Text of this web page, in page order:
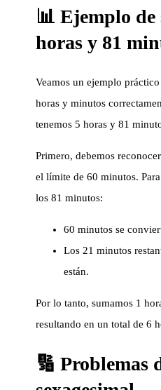
📊 Ejemplo de
horas y 81
Veamos un ejemplo
horas y minutos
tenemos 5 horas y 81
Primero, debemos
el límite de 60 minutos.
los 81 minutos:
60 minutos se
Los 21 minutos
están.
Por lo tanto, sumamos 1
resultando en un total de 6
🔢 Problemas